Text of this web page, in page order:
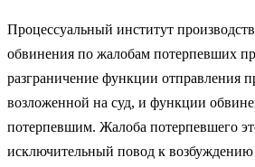
Процессуальный институт
обвинения по жалобам потерпевших
разграничение функции отправления
возложенной на суд, и функции
потерпевшим. Жалоба потерпевшего
исключительный повод к возбуждению